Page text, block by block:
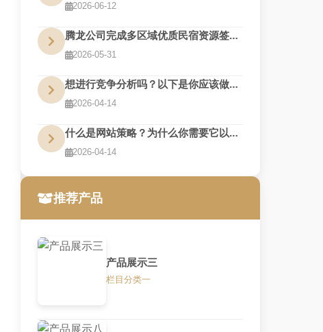
2026-06-12
腾龙公司完成多区域优质民宿资源签约 布局再扩围
2026-05-31
想进行竞争分析吗？以下是你应该做的7个理由
2026-04-14
什么是网站策略？为什么你需要它以及你如何做到
2026-04-14
推荐产品
产品展示三
栏目分类一